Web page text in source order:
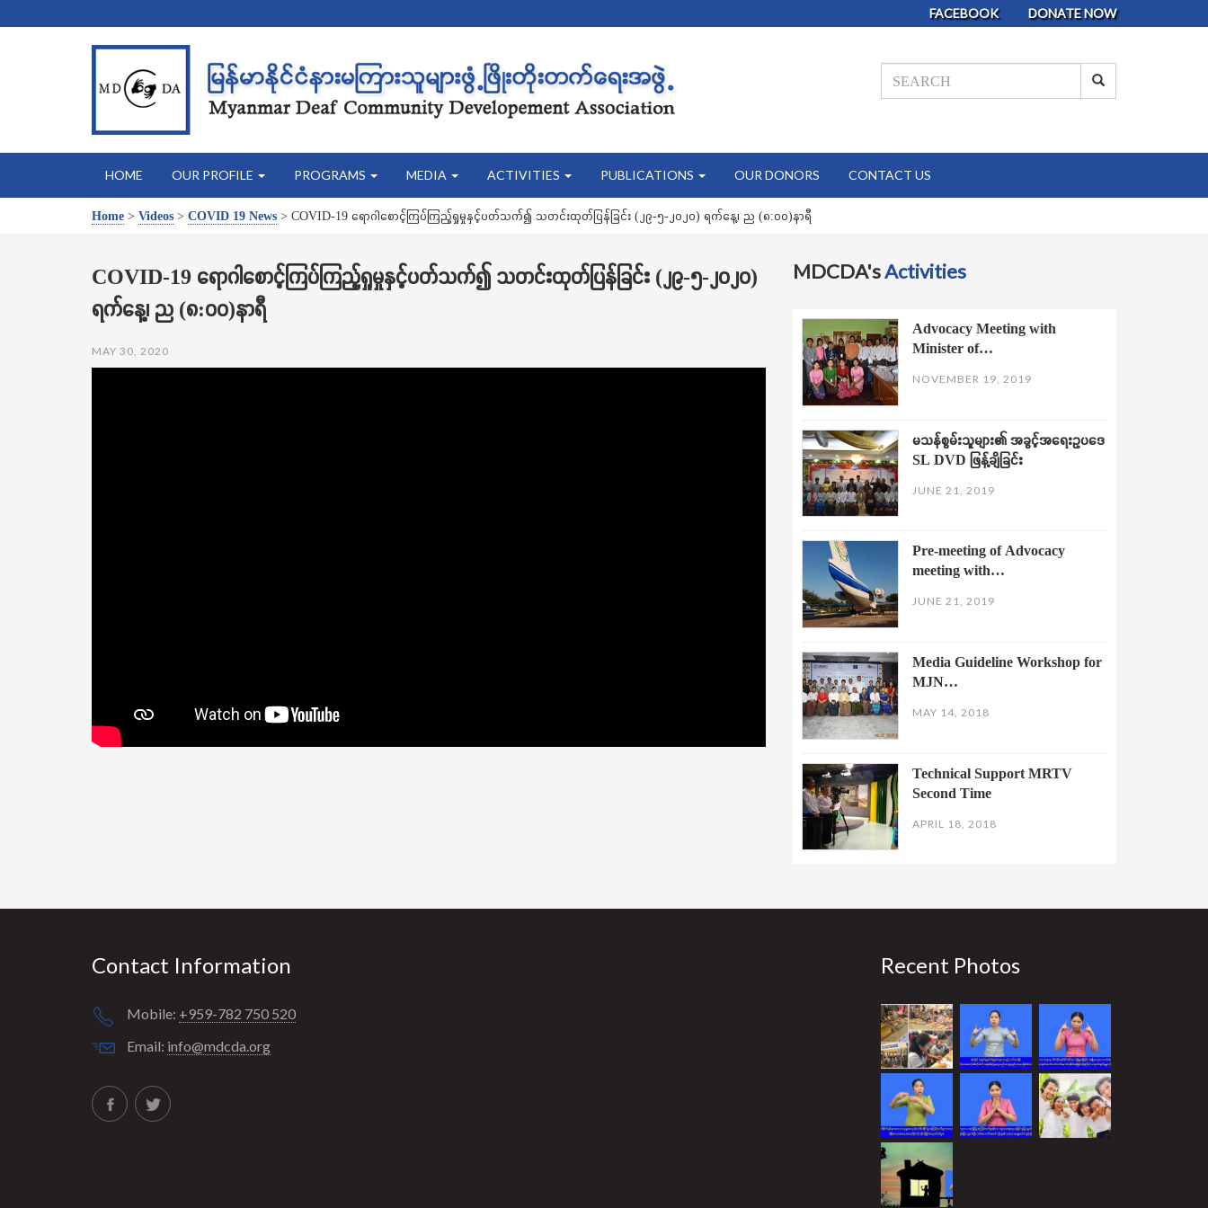
FACEBOOK DONATE NOW
HOME OUR PROFILE PROGRAMS MEDIA ACTIVITIES PUBLICATIONS OUR DONORS CONTACT US
Home > Videos > COVID 19 News > COVID-19 ရောဂါစောင့်ကြပ်ကြည့်ရှုမှုနှင့်ပတ်သက်၍ သတင်းထုတ်ပြန်ခြင်း (၂၉-၅-၂၀၂၀) ရက်နေ့၊ ည (၈:၀၀)နာရီ
COVID-19 ရောဂါစောင့်ကြပ်ကြည့်ရှုမှုနှင့်ပတ်သက်၍ သတင်းထုတ်ပြန်ခြင်း (၂၉-၅-၂၀၂၀)
ရက်နေ့၊ ည (၈:၀၀)နာရီ
MAY 30, 2020
MDCDA'sActivities
Advocacy Meeting with
Minister of…
NOVEMBER 19, 2019
မသန်စွမ်းသူများ၏ အခွင့်အရေးဥပဒေ
SL DVD ဖြန့်ချိခြင်း
JUNE 21, 2019
Pre-meeting of Advocacy
meeting with…
JUNE 21, 2019
Media Guideline Workshop for
MJN…
MAY 14, 2018
Technical Support MRTV
Second Time
APRIL 18, 2018
Contact Information
Mobile: +959-782 750 520
Email: info@mdcda.org
Recent Photos